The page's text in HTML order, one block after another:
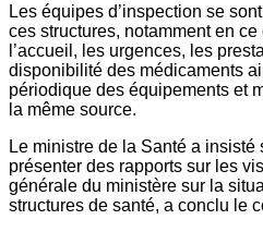
Les équipes d’inspection se
ces structures, notamment en
l’accueil, les urgences, les
disponibilité des médicaments
périodique des équipements et
la même source.
Le ministre de la Santé a insisté
présenter des rapports sur les
générale du ministère sur la
structures de santé, a conclu le